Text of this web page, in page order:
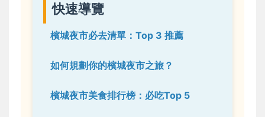
快速導覽
檳城夜市必去清單：Top 3 推薦
如何規劃你的檳城夜市之旅？
檳城夜市美食排行榜：必吃Top 5